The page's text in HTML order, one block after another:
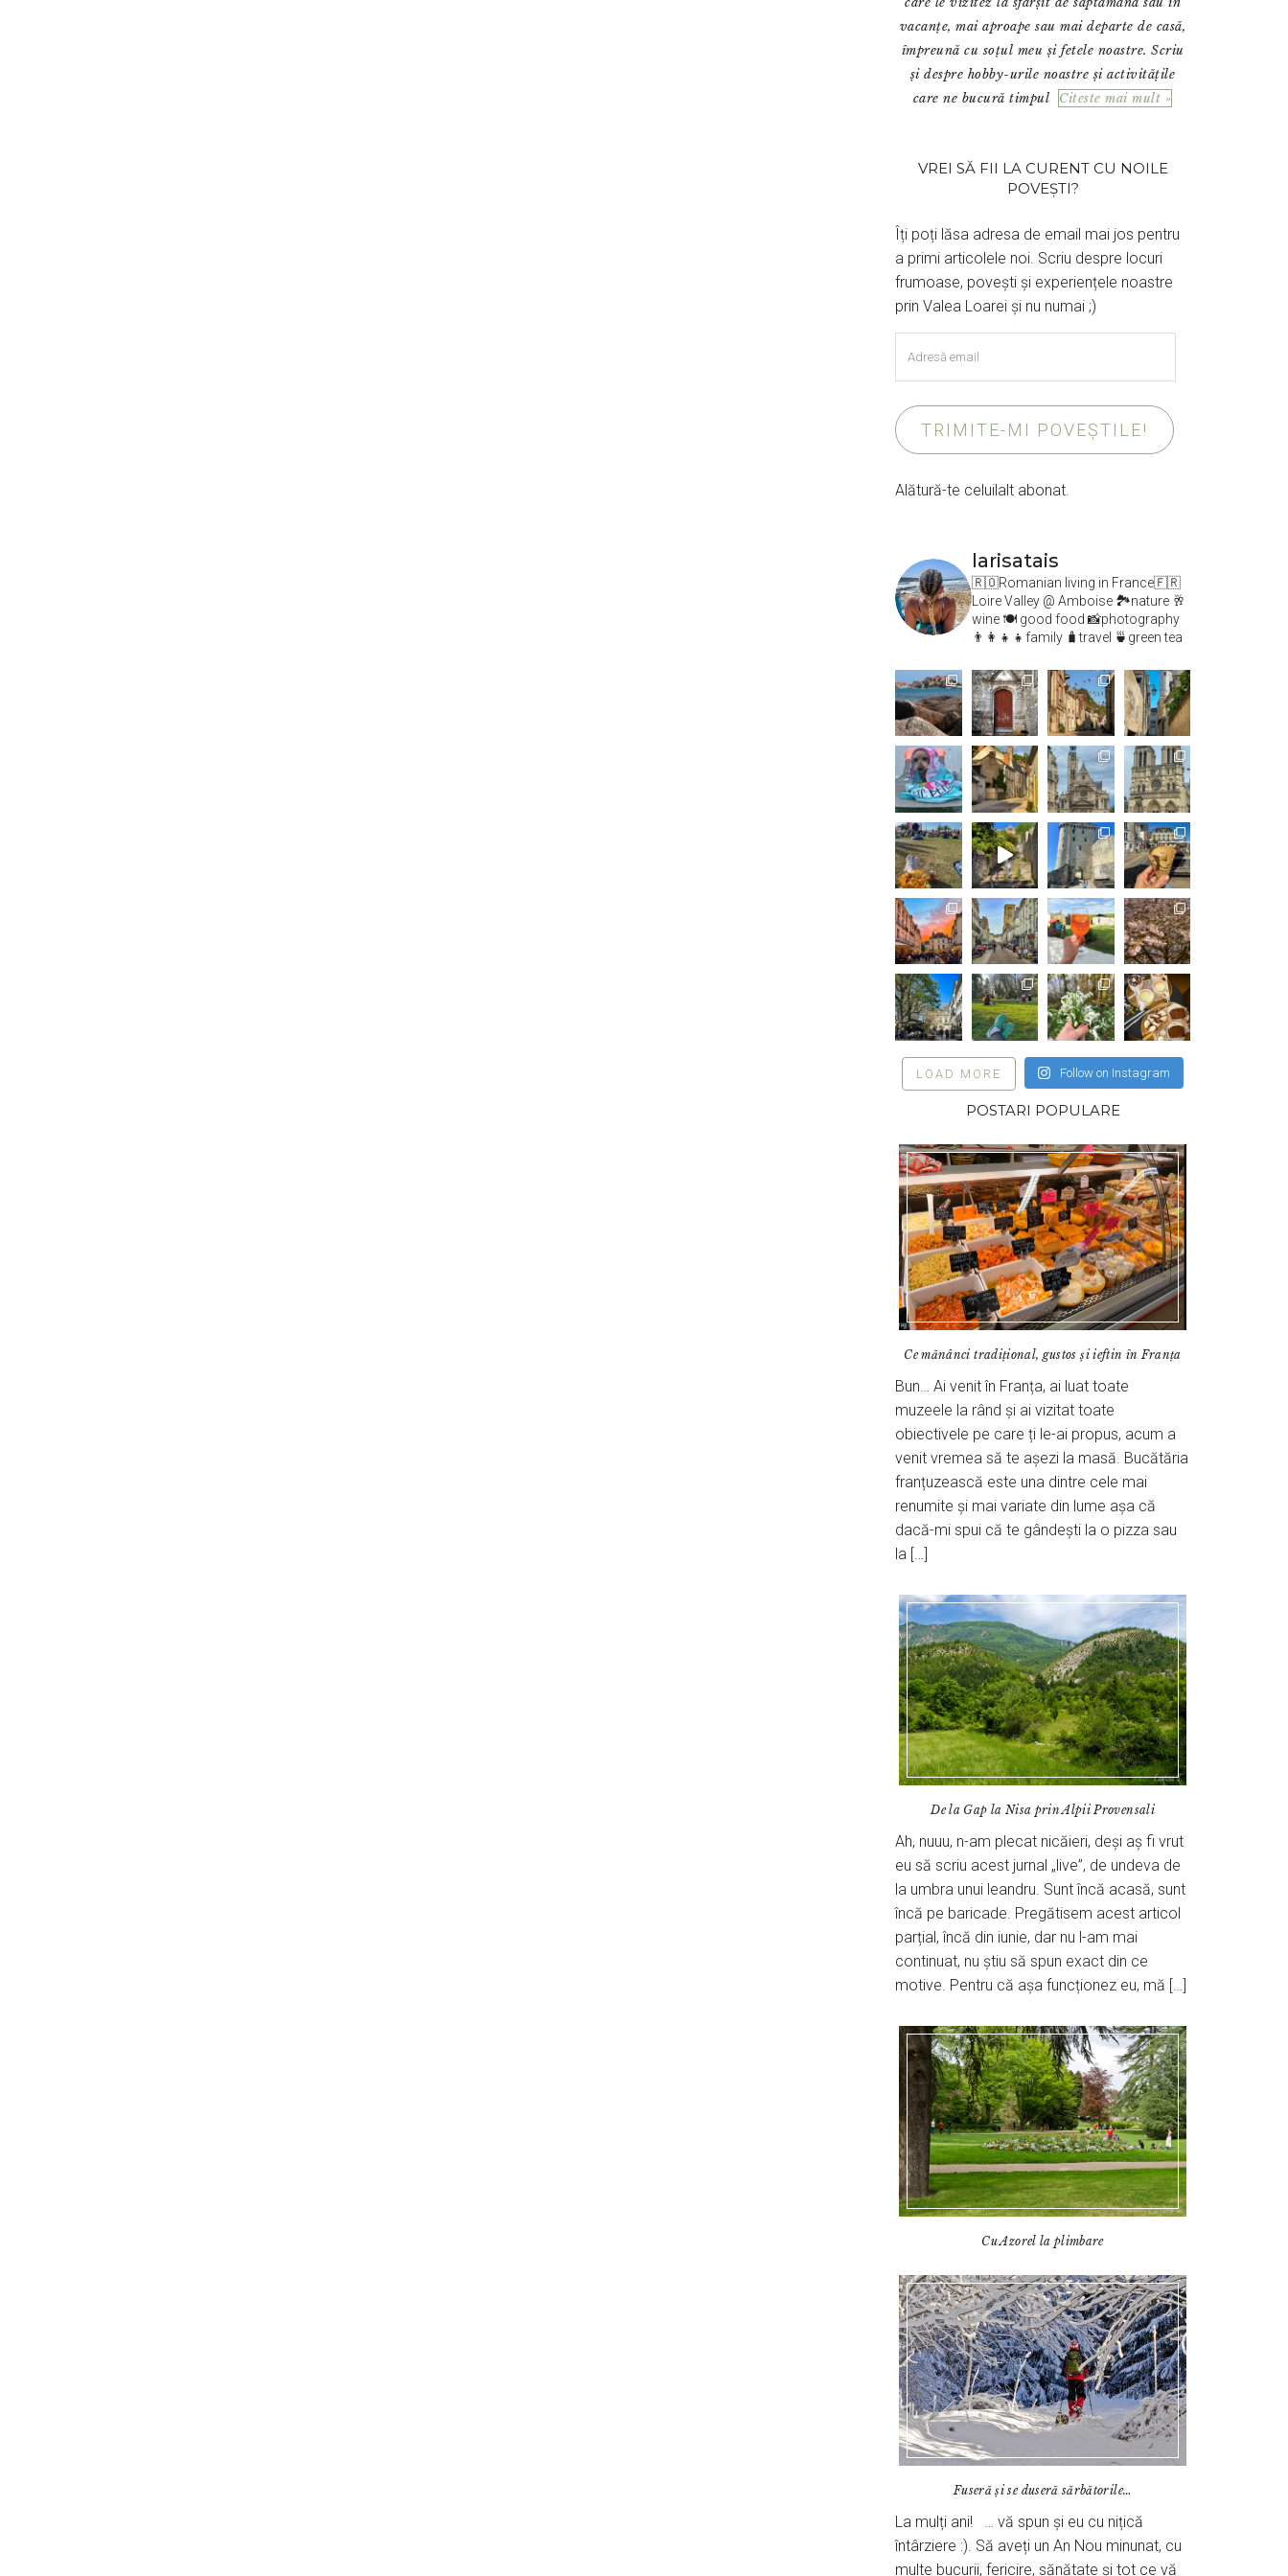
vacanțe, mai aproape sau mai departe de casă,
împreună cu soțul meu și fetele noastre. Scriu
și despre hobby-urile noastre și activitățile
care ne bucură timpul Citeste mai mult »
VREI SĂ FII LA CURENT CU NOILE
POVEȘTI?
Îți poți lăsa adresa de email mai jos pentru
a primi articolele noi. Scriu despre locuri
frumoase, povești și experiențele noastre
prin Valea Loarei și nu numai ;)
email
TRIMITE-MI POVEȘTILE!
Alătură-te celuilalt abonat.
larisatais
🇷🇴Romanian living in France🇫🇷
Loire Valley @ Amboise 🏞️nature 🥂
wine 🍽 good food 📸photography
👨‍👩‍👧‍👧family 🧳travel 🍵green tea
LOAD MORE Follow on Instagram
POSTARI POPULARE
Ce mănânci tradițional, gustos și ieftin în Franța
Bun… Ai venit în Franța, ai luat toate
muzeele la rând și ai vizitat toate
obiectivele pe care ți le-ai propus, acum a
venit vremea să te așezi la masă. Bucătăria
franțuzească este una dintre cele mai
renumite și mai variate din lume așa că
dacă-mi spui că te gândești la o pizza sau
la […]
De la Gap la Nisa prin Alpii Provensali
Ah, nuuu, n-am plecat nicăieri, deși aș fi vrut
eu să scriu acest jurnal „live”, de undeva de
la umbra unui leandru. Sunt încă acasă, sunt
încă pe baricade. Pregătisem acest articol
parțial, încă din iunie, dar nu l-am mai
continuat, nu știu să spun exact din ce
motive. Pentru că așa funcționez eu, mă […]
Cu Azorel la plimbare
Fuseră și se duseră sărbătorile…
La mulți ani! … vă spun și eu cu nițică
întârziere :). Să aveți un An Nou minunat, cu
multe bucurii, fericire, sănătate și tot ce vă